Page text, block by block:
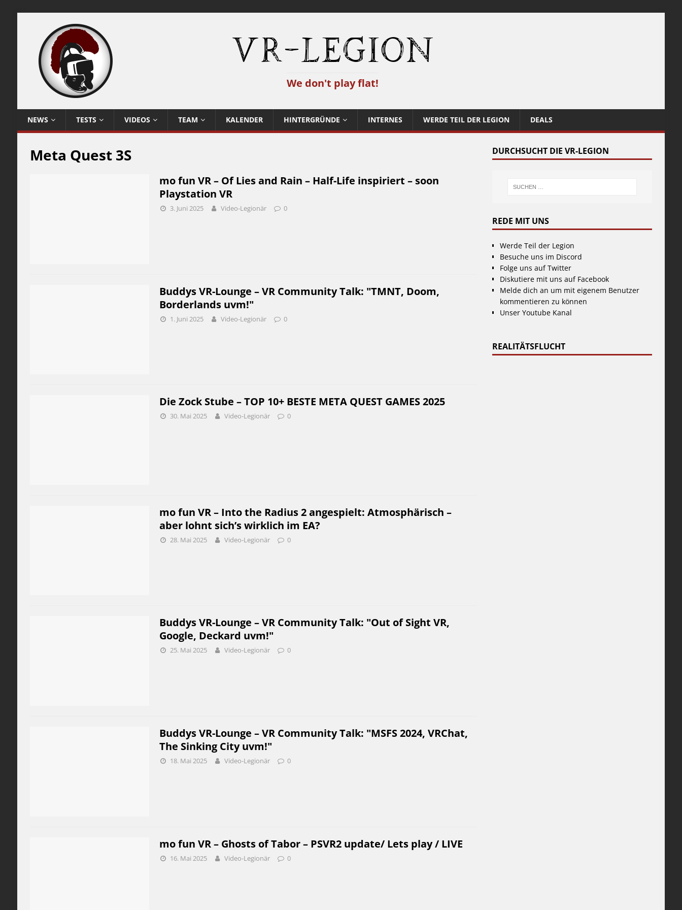
VR-Legion
We don't play flat!
NEWS TESTS VIDEOS TEAM KALENDER HINTERGRÜNDE INTERNES WERDE TEIL DER LEGION DEALS
Meta Quest 3S
mo fun VR – Of Lies and Rain – Half-Life inspiriert – soon
Playstation VR
3. Juni 2025 Video-Legionär 0
Buddys VR-Lounge – VR Community Talk: "TMNT, Doom,
Borderlands uvm!"
1. Juni 2025 Video-Legionär 0
Die Zock Stube – TOP 10+ BESTE META QUEST GAMES 2025
30. Mai 2025 Video-Legionär 0
mo fun VR – Into the Radius 2 angespielt: Atmosphärisch –
aber lohnt sich’s wirklich im EA?
28. Mai 2025 Video-Legionär 0
Buddys VR-Lounge – VR Community Talk: "Out of Sight VR,
Google, Deckard uvm!"
25. Mai 2025 Video-Legionär 0
Buddys VR-Lounge – VR Community Talk: "MSFS 2024, VRChat,
The Sinking City uvm!"
18. Mai 2025 Video-Legionär 0
mo fun VR – Ghosts of Tabor – PSVR2 update/ Lets play / LIVE
16. Mai 2025 Video-Legionär 0
DURCHSUCHT DIE VR-LEGION
REDE MIT UNS
Werde Teil der Legion
Besuche uns im Discord
Folge uns auf Twitter
Diskutiere mit uns auf Facebook
Melde dich an um mit eigenem Benutzer
kommentieren zu können
Unser Youtube Kanal
REALITÄTSFLUCHT